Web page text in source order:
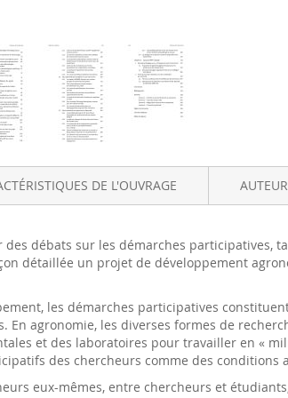
débats sur les démarches participatives,
détaillée un projet de développement
les démarches participatives
En agronomie, les diverses formes de
et des laboratoires pour travailler en «
des chercheurs comme des conditions
eux-mêmes, entre chercheurs et
DE L'OUVRAGE